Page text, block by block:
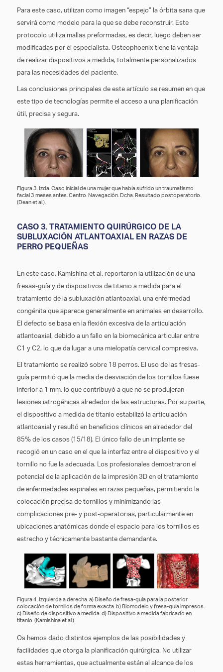
Para este caso, utilizan como imagen “espejo” la órbita sana que
servirá como modelo para la que se debe reconstruir. Este
protocolo utiliza mallas preformadas, es decir, luego deben ser
modificadas por el especialista. Osteophoenix tiene la ventaja
de realizar dispositivos a medida, totalmente personalizados
para las necesidades del paciente.
Las conclusiones principales de este artículo se resumen en que
este tipo de tecnologías permite el acceso a una planificación
útil, precisa y segura.
Figura 3. Izda. Caso inicial de una mujer que había sufrido un traumatismo
facial 3 meses antes. Centro. Navegación. Dcha. Resultado postoperatorio.
(Dean et al.).
CASO 3. TRATAMIENTO QUIRÚRGICO DE LA
SUBLUXACIÓN ATLANTOAXIAL EN RAZAS DE
PERRO PEQUEÑAS
En este caso, Kamishina et al. reportaron la utilización de una
fresas-guía y de dispositivos de titanio a medida para el
tratamiento de la subluxación atlantoaxial, una enfermedad
congénita que aparece generalmente en animales en desarrollo.
El defecto se basa en la flexión excesiva de la articulación
atlantoaxial, debido a un fallo en la biomecánica articular entre
C1 y C2, lo que da lugar a una mielopatía cervical compresiva.
El tratamiento se realizó sobre 18 perros. El uso de las fresas-
guía permitió que la media de desviación de los tornillos fuese
inferior a 1 mm, lo que contribuyó a que no se produjeran
lesiones iatrogénicas alrededor de las estructuras. Por su parte,
el dispositivo a medida de titanio estabilizó la articulación
atlantoaxial y resultó en beneficios clínicos en alrededor del
85% de los casos (15/18). El único fallo de un implante se
recogió en un caso en el que la interfaz entre el dispositivo y el
tornillo no fue la adecuada. Los profesionales demostraron el
potencial de la aplicación de la impresión 3D en el tratamiento
de enfermedades espinales en razas pequeñas, permitiendo la
colocación precisa de tornillos y minimizando las
complicaciones pre- y post-operatorias, particularmente en
ubicaciones anatómicas donde el espacio para los tornillos es
estrecho y técnicamente bastante demandante.
Figura 4. Izquierda a derecha. a) Diseño de fresa-guía para la posterior
colocación de tornillos de forma exacta. b) Biomodelo y fresa-guía impresos.
c) Diseño de dispositivo a medida. d) Dispositivo a medida fabricado en
titanio. (Kamishina et al.).
Os hemos dado distintos ejemplos de las posibilidades y
facilidades que otorga la planificación quirúrgica. No utilizar
estas herramientas, que actualmente están al alcance de los